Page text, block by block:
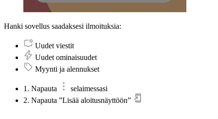
Hanki sovellus saadaksesi ilmoituksia:
Uudet viestit
Uudet ominaisuudet
Myynti ja alennukset
1. Napauta
selaimessasi
2. Napauta ”Lisää aloitusnäyttöön”